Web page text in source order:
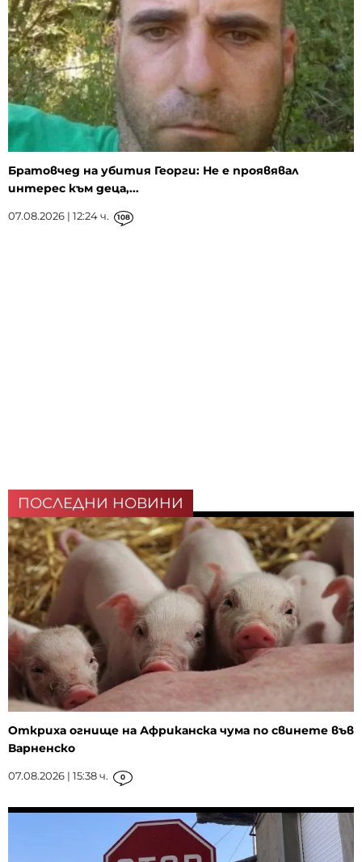
Братовчед на убития Георги: Не е проявявал
интерес към деца,...
07.08.2026 | 12:24 ч. 108
ПОСЛЕДНИ НОВИНИ
Откриха огнище на Африканска чума по свинете във
Варненско
07.08.2026 | 15:38 ч. 0